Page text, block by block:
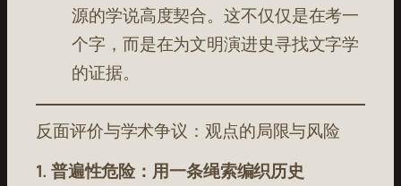
源的学说高度契合。这不仅仅是在考一
个字，而是在为文明演进史寻找文字学
的证据。
反面评价与学术争议：观点的局限与风险
1. 普遍性危险：用一条绳索编织历史